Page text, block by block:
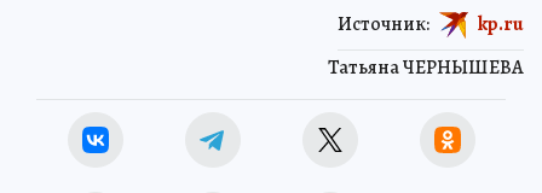
Татьяна ЧЕРНЫШЕВА
Источник: kp.ru